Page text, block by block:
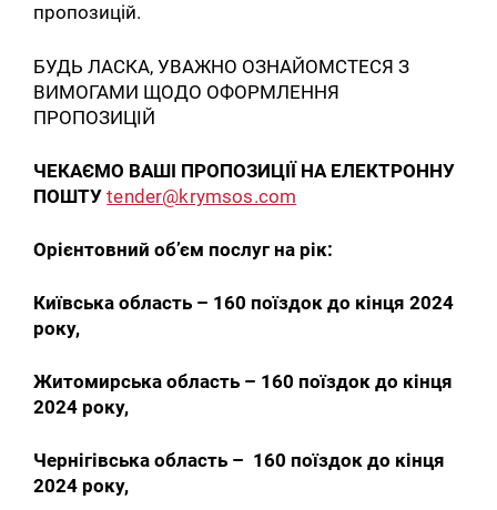
пропозицій.
БУДЬ ЛАСКА, УВАЖНО ОЗНАЙОМСТЕСЯ З
ВИМОГАМИ ЩОДО ОФОРМЛЕННЯ
ПРОПОЗИЦІЙ
ЧЕКАЄМО ВАШІ ПРОПОЗИЦІЇ НА ЕЛЕКТРОННУ
ПОШТУ tender@krymsos.com
Орієнтовний об’єм послуг на рік:
Київська область – 160 поїздок до кінця 2024
року,
Житомирська область – 160 поїздок до кінця
2024 року,
Чернігівська область – 160 поїздок до кінця
2024 року,